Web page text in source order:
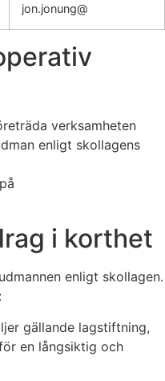
jon.jonung@
verksamheten
enligt skollagens
i korthet
enligt skollagen.
gällande lagstiftning,
en långsiktig och